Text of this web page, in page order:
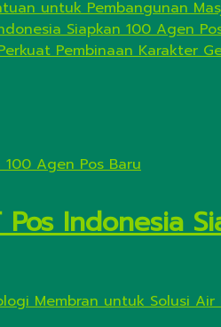
untuk Pembangunan
Siapkan 100 Agen
Pembinaan Karakter
Indonesia